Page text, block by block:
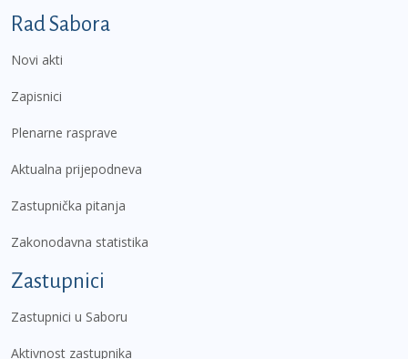
Podnožje prvi izbornik
Rad Sabora
Novi akti
Zapisnici
Plenarne rasprave
Aktualna prijepodneva
Zastupnička pitanja
Zakonodavna statistika
Zastupnici
Zastupnici u Saboru
Aktivnost zastupnika